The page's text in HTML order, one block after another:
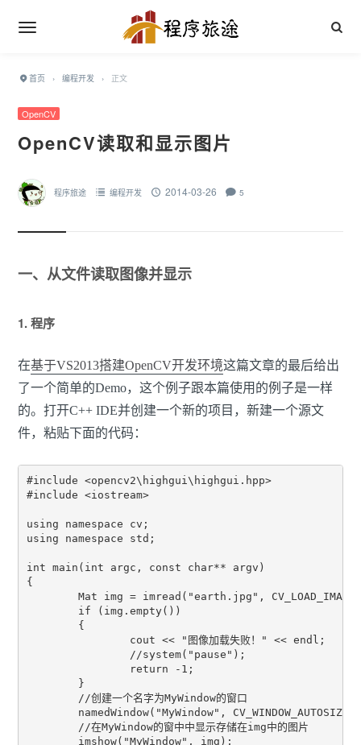
首页 › 编程开发 › 正文
OpenCV
OpenCV读取和显示图片
程序旅途 编程开发 2014-03-26 5
一、从文件读取图像并显示
1. 程序
在基于VS2013搭建OpenCV开发环境这篇文章的最后给出
了一个简单的Demo，这个例子跟本篇使用的例子是一样
的。打开C++ IDE并创建一个新的项目，新建一个源文
件，粘贴下面的代码：
#include <opencv2\highgui\highgui.hpp>
#include <iostream>
using namespace cv;
using namespace std;
int main(int argc, const char** argv)
{